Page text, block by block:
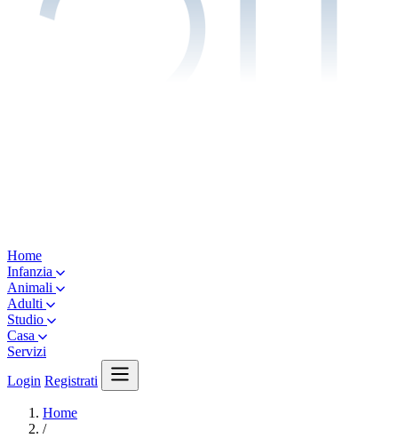
Home
Infanzia
Animali
Adulti
Studio
Casa
Servizi
Login Registrati
Home
/